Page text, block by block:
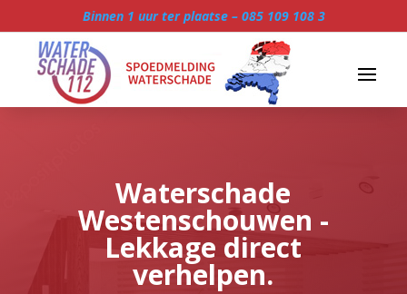
Binnen 1 uur ter plaatse – 085 109 108 3
Waterschade
Westenschouwen -
Lekkage direct
verhelpen.